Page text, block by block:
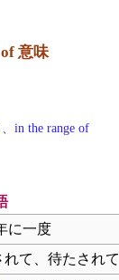
意味
、 in the range of
に一度
れて、待たされて